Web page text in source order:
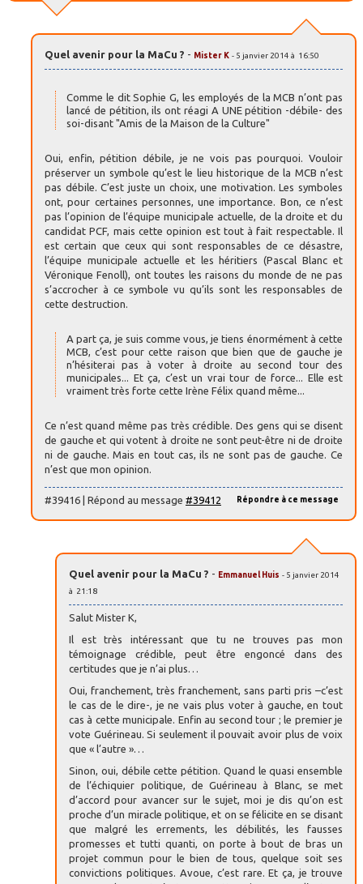
Quel avenir pour la MaCu ? - Mister K - 5 janvier 2014 à 16:50
Comme le dit Sophie G, les employés de la MCB n’ont pas
lancé de pétition, ils ont réagi A UNE pétition -débile- des
soi-disant "Amis de la Maison de la Culture"
Oui, enfin, pétition débile, je ne vois pas pourquoi. Vouloir
préserver un symbole qu’est le lieu historique de la MCB n’est
pas débile. C’est juste un choix, une motivation. Les symboles
ont, pour certaines personnes, une importance. Bon, ce n’est
pas l’opinion de l’équipe municipale actuelle, de la droite et du
candidat PCF, mais cette opinion est tout à fait respectable. Il
est certain que ceux qui sont responsables de ce désastre,
l’équipe municipale actuelle et les héritiers (Pascal Blanc et
Véronique Fenoll), ont toutes les raisons du monde de ne pas
s’accrocher à ce symbole vu qu’ils sont les responsables de
cette destruction.
A part ça, je suis comme vous, je tiens énormément à cette
MCB, c’est pour cette raison que bien que de gauche je
n’hésiterai pas à voter à droite au second tour des
municipales... Et ça, c’est un vrai tour de force... Elle est
vraiment très forte cette Irène Félix quand même...
Ce n’est quand même pas très crédible. Des gens qui se disent
de gauche et qui votent à droite ne sont peut-être ni de droite
ni de gauche. Mais en tout cas, ils ne sont pas de gauche. Ce
n’est que mon opinion.
Répondre à ce message
#39416 | Répond au message #39412
Quel avenir pour la MaCu ? - Emmanuel Huis - 5 janvier 2014
à 21:18
Salut Mister K,
Il est très intéressant que tu ne trouves pas mon
témoignage crédible, peut être engoncé dans des
certitudes que je n’ai plus…
Oui, franchement, très franchement, sans parti pris –c’est
le cas de le dire-, je ne vais plus voter à gauche, en tout
cas à cette municipale. Enfin au second tour ; le premier je
vote Guérineau. Si seulement il pouvait avoir plus de voix
que « l’autre »…
Sinon, oui, débile cette pétition. Quand le quasi ensemble
de l’échiquier politique, de Guérineau à Blanc, se met
d’accord pour avancer sur le sujet, moi je dis qu’on est
proche d’un miracle politique, et on se félicite en se disant
que malgré les errements, les débilités, les fausses
promesses et tutti quanti, on porte à bout de bras un
projet commun pour le bien de tous, quelque soit ses
convictions politiques. Avoue, c’est rare. Et ça, je trouve